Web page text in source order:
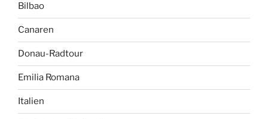
Bilbao
Canaren
Donau-Radtour
Emilia Romana
Italien